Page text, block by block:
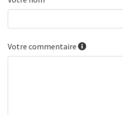
Votre commentaire